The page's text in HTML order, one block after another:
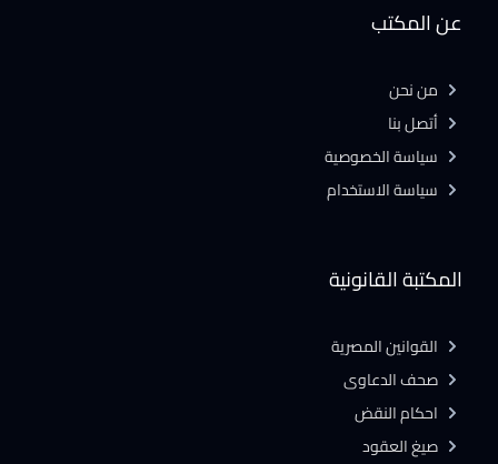
المكتبة القانونية
القوانين المصرية
صحف الدعاوى
احكام النقض
صيغ العقود
عن المكتب
من نحن
أتصل بنا
سياسة الخصوصية
سياسة الاستخدام